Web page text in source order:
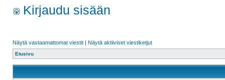
Kirjaudu sisään
Näytä vastaamattomat viestit | Näytä aktiiviset viestiketjut
Etusivu